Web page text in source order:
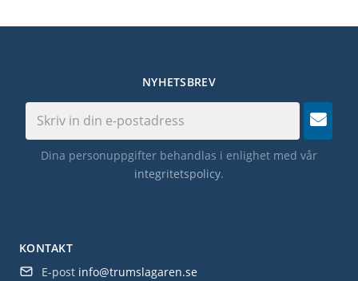
KONTAKT
E-post info@trumslagaren.se
NYHETSBREV
Dina personuppgifter behandlas i enlighet med vår
integritetspolicy.